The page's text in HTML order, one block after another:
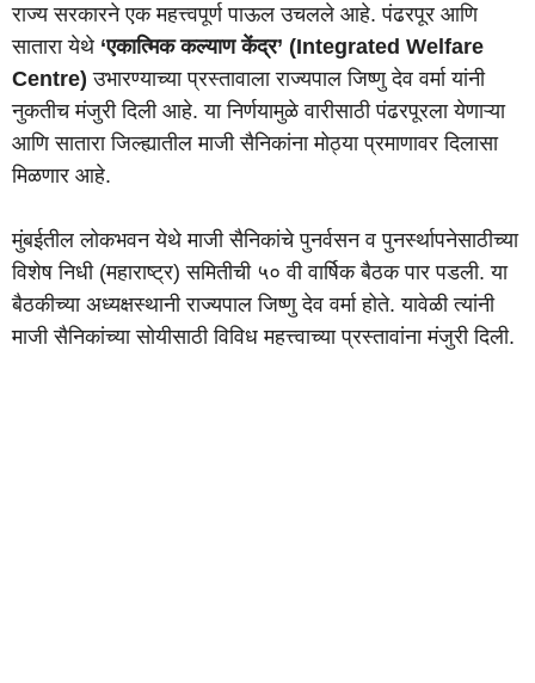
राज्य सरकारने एक महत्त्वपूर्ण पाऊल उचलले आहे. पंढरपूर आणि
सातारा येथे ‘एकात्मिक कल्याण केंद्र’ (Integrated Welfare
Centre) उभारण्याच्या प्रस्तावाला राज्यपाल जिष्णु देव वर्मा यांनी
नुकतीच मंजुरी दिली आहे. या निर्णयामुळे वारीसाठी पंढरपूरला येणाऱ्या
आणि सातारा जिल्ह्यातील माजी सैनिकांना मोठ्या प्रमाणावर दिलासा
मिळणार आहे.
मुंबईतील लोकभवन येथे माजी सैनिकांचे पुनर्वसन व पुनर्स्थापनेसाठीच्या
विशेष निधी (महाराष्ट्र) समितीची ५० वी वार्षिक बैठक पार पडली. या
बैठकीच्या अध्यक्षस्थानी राज्यपाल जिष्णु देव वर्मा होते. यावेळी त्यांनी
माजी सैनिकांच्या सोयीसाठी विविध महत्त्वाच्या प्रस्तावांना मंजुरी दिली.